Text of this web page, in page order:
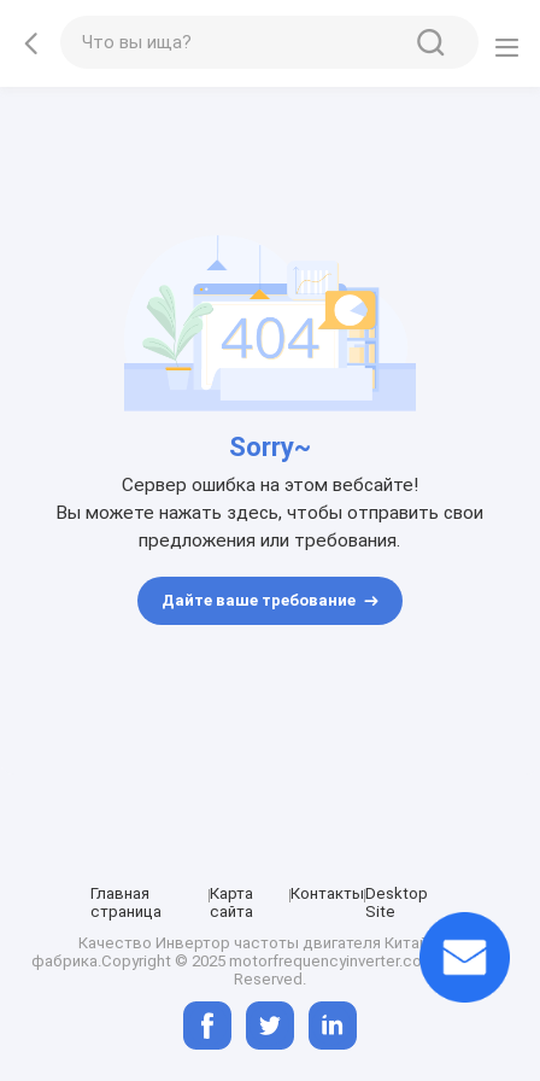
Sorry~
Сервер ошибка на этом вебсайте!
Вы можете нажать здесь, чтобы отправить свои
предложения или требования.
Дайте ваше требование
Главная
страница
Карта
сайта
КонтактыDesktop
Site
Качество Инвертор частоты двигателя Китайская
фабрика.Copyright © 2025 motorfrequencyinverter.com. All Rights
Reserved.